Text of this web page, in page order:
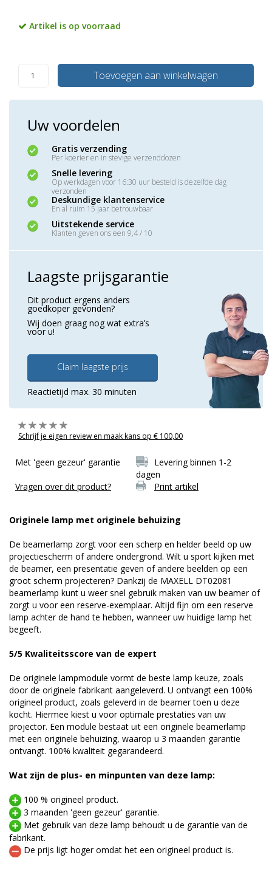
Artikel is op voorraad
Toevoegen aan winkelwagen
Uw voordelen
Gratis verzending
Per koerier en in stevige verzenddozen
Snelle levering
Op werkdagen voor 16:30 uur besteld is dezelfde dag
verzonden
Deskundige klantenservice
En al ruim 15 jaar betrouwbaar
Uitstekende service
Klanten geven ons een 9,4 / 10
Laagste prijsgarantie
Dit product ergens anders
goedkoper gevonden?
Wij doen graag nog wat extra’s
voor u!
Claim laagste prijs
Reactietijd max. 30 minuten
Schrijf je eigen review en maak kans op € 100,00
Met 'geen gezeur' garantie
Levering binnen 1-2
dagen
Vragen over dit product?
Print artikel
Originele lamp met originele behuizing
De beamerlamp zorgt voor een scherp en helder beeld op uw
projectiescherm of andere ondergrond. Wilt u sport kijken met
de beamer, een presentatie geven of andere beelden op een
groot scherm projecteren? Dankzij de MAXELL DT02081
beamerlamp kunt u weer snel gebruik maken van uw beamer of
zorgt u voor een reserve-exemplaar. Altijd fijn om een reserve
lamp achter de hand te hebben, wanneer uw huidige lamp het
begeeft.
5/5 Kwaliteitsscore van de expert
De originele lampmodule vormt de beste lamp keuze, zoals
door de originele fabrikant aangeleverd. U ontvangt een 100%
origineel product, zoals geleverd in de beamer toen u deze
kocht. Hiermee kiest u voor optimale prestaties van uw
projector. Een module bestaat uit een originele beamerlamp
met een originele behuizing, waarop u 3 maanden garantie
ontvangt. 100% kwaliteit gegarandeerd.
Wat zijn de plus- en minpunten van deze lamp:
100 % origineel product.
3 maanden 'geen gezeur' garantie.
Met gebruik van deze lamp behoudt u de garantie van de
fabrikant.
De prijs ligt hoger omdat het een origineel product is.